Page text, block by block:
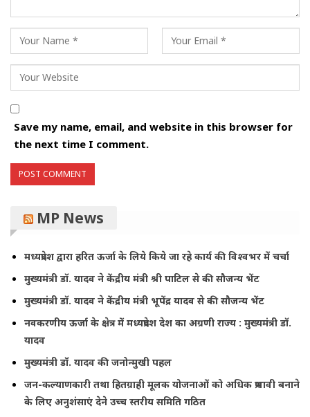
Save my name, email, and website in this browser for
the next time I comment.
MP News
मध्यप्रदेश द्वारा हरित ऊर्जा के लिये किये जा रहे कार्य की विश्वभर में चर्चा
मुख्यमंत्री डॉ. यादव ने केंद्रीय मंत्री श्री पाटिल से की सौजन्य भेंट
मुख्यमंत्री डॉ. यादव ने केंद्रीय मंत्री भूपेंद्र यादव से की सौजन्य भेंट
नवकरणीय ऊर्जा के क्षेत्र में मध्यप्रदेश देश का अग्रणी राज्य : मुख्यमंत्री डॉ.
यादव
मुख्यमंत्री डॉ. यादव की जनोन्मुखी पहल
जन-कल्याणकारी तथा हितग्राही मूलक योजनाओं को अधिक प्रभावी बनाने
के लिए अनुशंसाएं देने उच्च स्तरीय समिति गठित